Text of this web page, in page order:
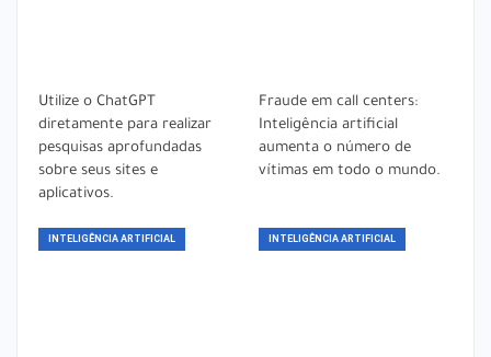
Utilize o ChatGPT
diretamente para realizar
pesquisas aprofundadas
sobre seus sites e
aplicativos.
Fraude em call centers:
Inteligência artificial
aumenta o número de
vítimas em todo o mundo.
INTELIGÊNCIA ARTIFICIAL INTELIGÊNCIA ARTIFICIAL